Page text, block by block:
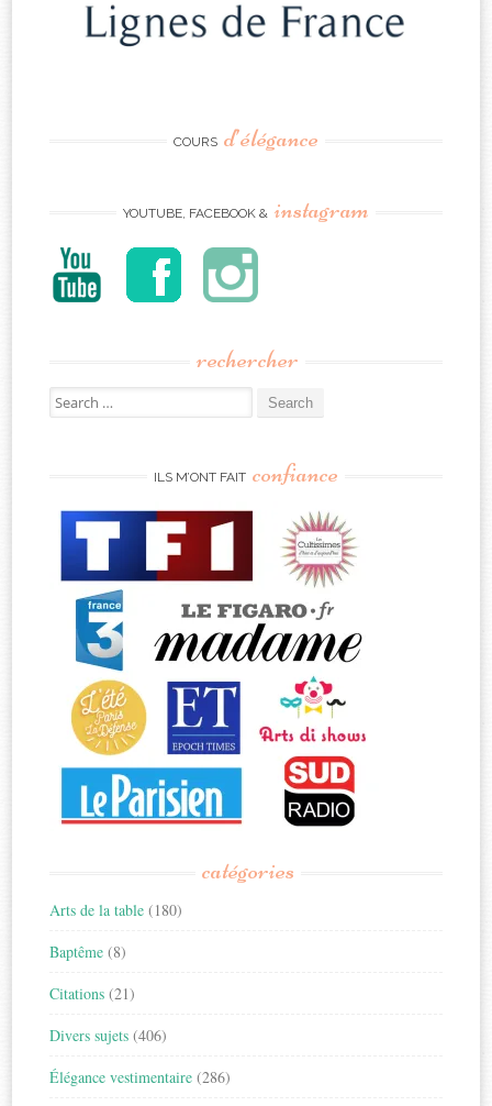
COURS d’élégance
YOUTUBE, FACEBOOK & instagram
rechercher
Search
for:
ILS M’ONT FAIT confiance
catégories
Arts de la table (180)
Baptême (8)
Citations (21)
Divers sujets (406)
Élégance vestimentaire (286)